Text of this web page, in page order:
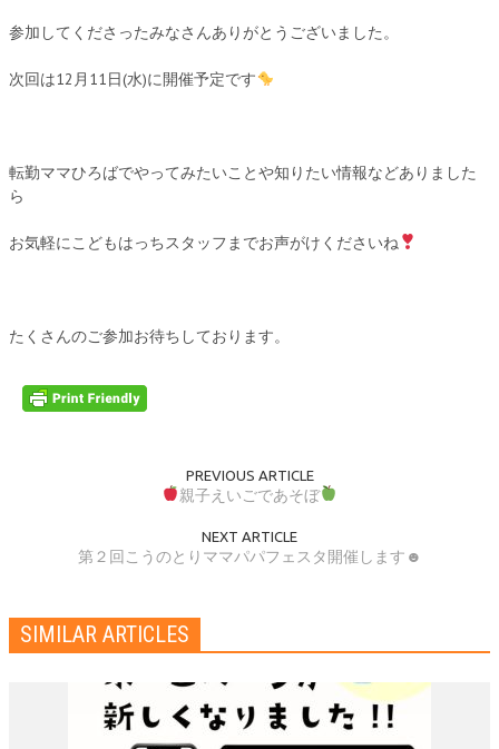
参加してくださったみなさんありがとうございました。
次回は12月11日(水)に開催予定です
転勤ママひろばでやってみたいことや知りたい情報などありました
ら
お気軽にこどもはっちスタッフまでお声がけくださいね
たくさんのご参加お待ちしております。
PREVIOUS ARTICLE
親子えいごであそぼ
NEXT ARTICLE
第２回こうのとりママパパフェスタ開催します☻
SIMILAR ARTICLES